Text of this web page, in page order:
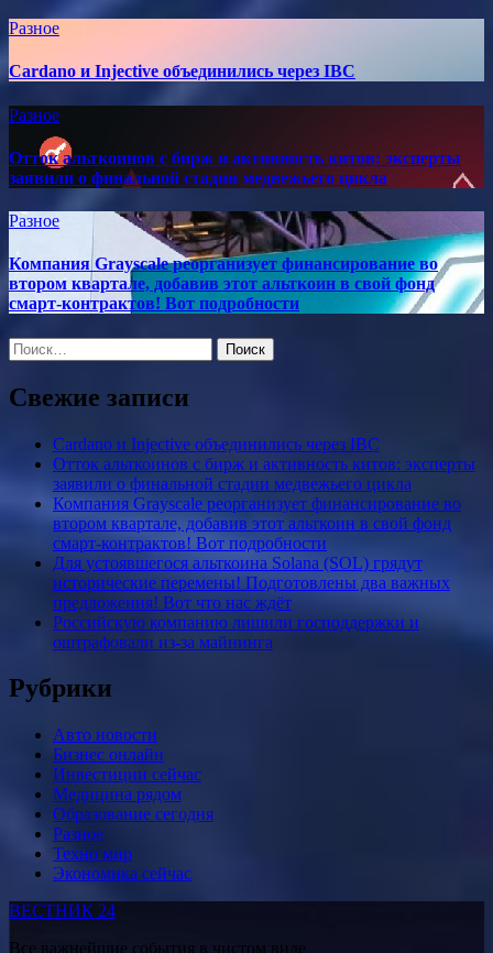
Разное
Cardano и Injective объединились через IBC
Разное
Отток альткоинов с бирж и активность китов: эксперты
заявили о финальной стадии медвежьего цикла
Разное
Компания Grayscale реорганизует финансирование во
втором квартале, добавив этот альткоин в свой фонд
смарт-контрактов! Вот подробности
Найти:
Свежие записи
Cardano и Injective объединились через IBC
Отток альткоинов с бирж и активность китов: эксперты
заявили о финальной стадии медвежьего цикла
Компания Grayscale реорганизует финансирование во
втором квартале, добавив этот альткоин в свой фонд
смарт-контрактов! Вот подробности
Для устоявшегося альткоина Solana (SOL) грядут
исторические перемены! Подготовлены два важных
предложения! Вот что нас ждёт
Российскую компанию лишили господдержки и
оштрафовали из-за майнинга
Рубрики
Авто новости
Бизнес онлайн
Инвестиции сейчас
Медицина рядом
Образование сегодня
Разное
Техно мир
Экономика сейчас
ВЕСТНИК 24
Все важнейшие события в чистом виде